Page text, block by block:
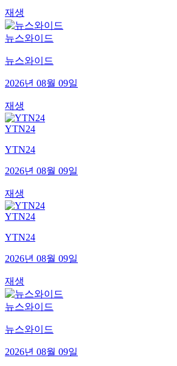
재생
뉴스와이드
뉴스와이드
2026년 08월 09일
재생
YTN24
YTN24
2026년 08월 09일
재생
YTN24
YTN24
2026년 08월 09일
재생
뉴스와이드
뉴스와이드
2026년 08월 09일